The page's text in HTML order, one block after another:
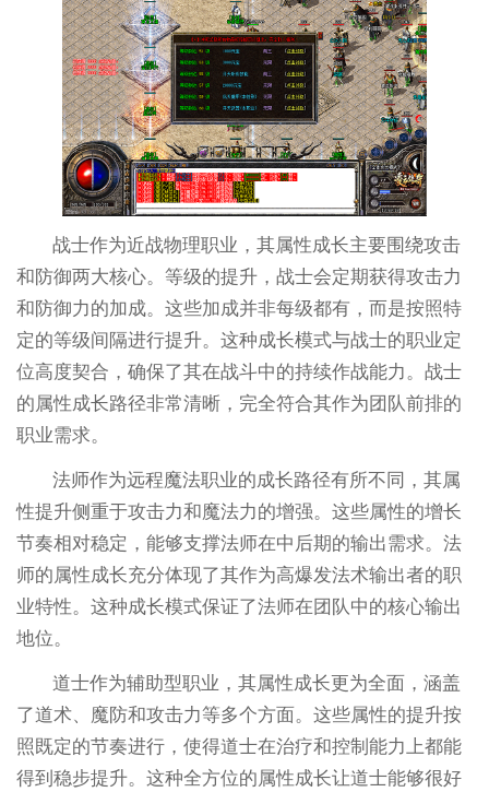
战士作为近战物理职业，其属性成长主要围绕攻击
和防御两大核心。等级的提升，战士会定期获得攻击力
和防御力的加成。这些加成并非每级都有，而是按照特
定的等级间隔进行提升。这种成长模式与战士的职业定
位高度契合，确保了其在战斗中的持续作战能力。战士
的属性成长路径非常清晰，完全符合其作为团队前排的
职业需求。
法师作为远程魔法职业的成长路径有所不同，其属
性提升侧重于攻击力和魔法力的增强。这些属性的增长
节奏相对稳定，能够支撑法师在中后期的输出需求。法
师的属性成长充分体现了其作为高爆发法术输出者的职
业特性。这种成长模式保证了法师在团队中的核心输出
地位。
道士作为辅助型职业，其属性成长更为全面，涵盖
了道术、魔防和攻击力等多个方面。这些属性的提升按
照既定的节奏进行，使得道士在治疗和控制能力上都能
得到稳步提升。这种全方位的属性成长让道士能够很好